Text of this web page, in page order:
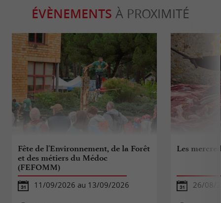
ÉVÈNEMENTS À PROXIMITÉ
Fête de l'Environnement, de la Forêt
et des métiers du Médoc
(FEFOMM)
11/09/2026 au 13/09/2026
Les
26/08/